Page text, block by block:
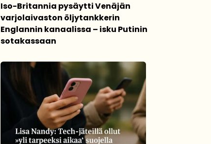
Iso-Britannia pysäytti Venäjän
varjolaivaston öljytankkerin
Englannin kanaalissa – isku Putinin
sotakassaan